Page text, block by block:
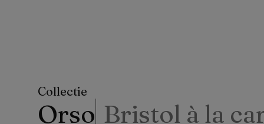
Collectie
Orso Bristol à la